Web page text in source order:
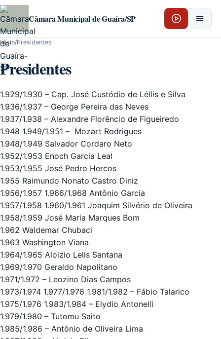
Pular para o conteúdo
Câmara Municipal de Guaíra/SP
Início/Presidentes
Presidentes
1.929/1.930 – Cap. José Custódio de Léllis e Silva
1.936/1.937 – George Pereira das Neves
1.937/1.938 – Alexandre Florêncio de Figueiredo
1.948 1.949/1.951 – Mozart Rodrigues
1.948/1.949 Salvador Cordaro Neto
1.952/1.953 Enoch Garcia Leal
1.953/1.955 José Pedro Hercos
1.955 Raimundo Nonato Castro Diniz
1.956/1.957 1.966/1.968 Antônio Garcia
1.957/1.958 1.960/1.961 Joaquim Silvério de Oliveira
1.958/1.959 José Maria Marques Bom
1.962 Waldemar Chubaci
1.963 Washington Viana
1.964/1.965 Aloizio Lelis Santana
1.969/1.970 Geraldo Napolitano
1.971/1.972 – Leozino Dias Campos
1.973/1.974 1.977/1.978 1.981/1.982 – Fábio Talarico
1.975/1.976 1.983/1.984 – Elydio Antonelli
1.979/1.980 – Tutomu Saito
1.985/1.986 – Antônio de Oliveira Lima